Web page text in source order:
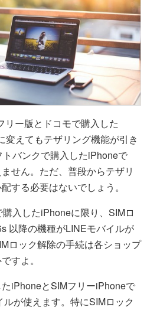
ー版とドコモで購入した
えてもテザリング機能が引き
バンクで購入したiPhoneで
せん。ただ、普段からテザリ
する必要はないでしょう。
入したiPhoneに限り、SIMロ
以降の機種がLINEモバイルが
ロック解除の手続は各ショップ
すよ。
iPhoneとSIMフリーiPhoneで
が使えます。特にSIMロック